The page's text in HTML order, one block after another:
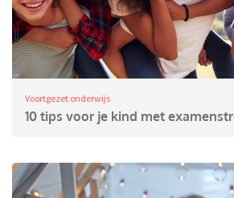
Voortgezet onderwijs
10 tips voor je kind met